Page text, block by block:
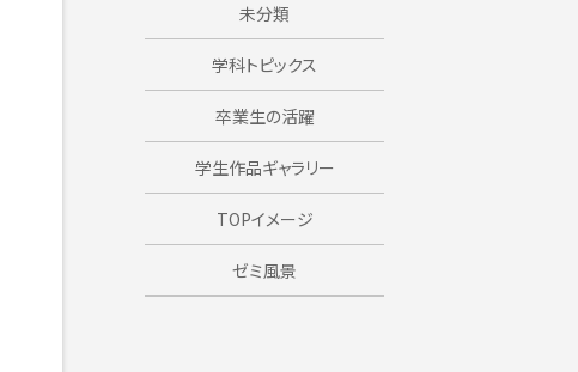
未分類
学科トピックス
卒業生の活躍
学生作品ギャラリー
TOPイメージ
ゼミ風景